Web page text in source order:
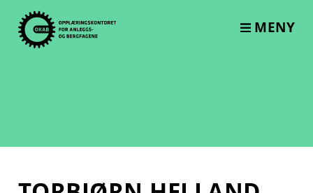
content
MENY